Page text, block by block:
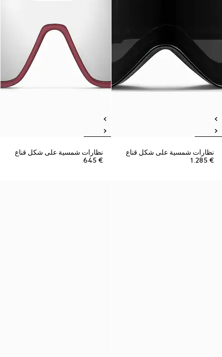
نظارات شمسية على شكل قناع
€ 1.285
نظارات شمسية على شكل قناع
€ 645